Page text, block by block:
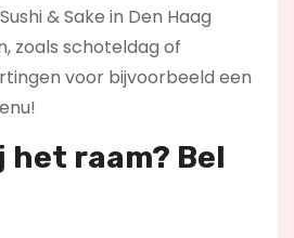
& Sake in Den Haag
zoals schoteldag of
voor bijvoorbeeld een
raam? Bel